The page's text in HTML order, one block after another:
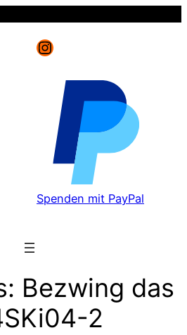
Instagram
Spenden mit PayPal
Bezwing das
2